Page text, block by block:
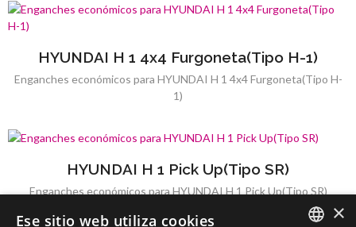
HYUNDAI H 1 4x4 Furgoneta(Tipo H-1)
Enganches económicos para HYUNDAI H 1 4x4 Furgoneta(Tipo H-
1)
HYUNDAI H 1 Pick Up(Tipo SR)
Enganches económicos para HYUNDAI H 1 Pick Up(Tipo SR)
×
Ese sitio web utiliza cookies